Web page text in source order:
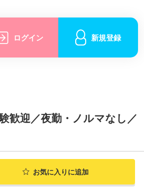
ログイン 新規登録
歓迎／夜勤・ノルマなし／
お気に入りに追加